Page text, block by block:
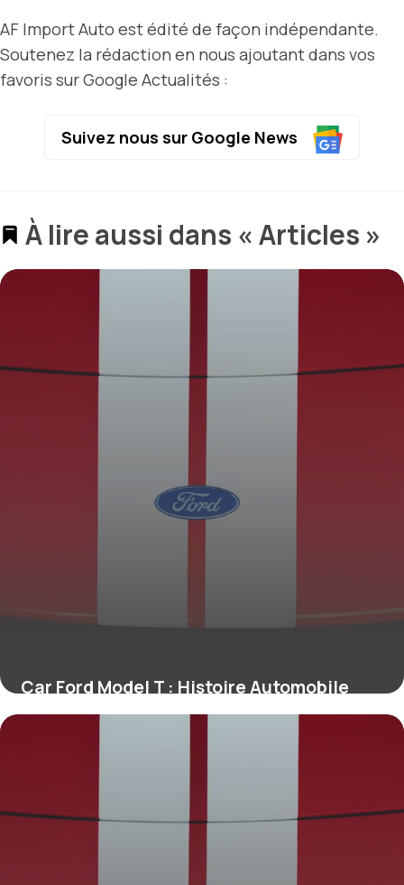
AF Import Auto est édité de façon indépendante.
Soutenez la rédaction en nous ajoutant dans vos
favoris sur Google Actualités :
Suivez nous sur Google News
À lire aussi dans « Articles »
Car Ford Model T : Histoire Automobile
Vintage